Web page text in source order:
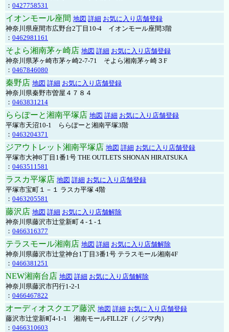
： 0427758531
イオンモール座間 地図 詳細 お気に入り店舗登録
神奈川県座間市広野台2丁目10-4 イオンモール座間3階
： 0462981161
そよら湘南茅ヶ崎店 地図 詳細 お気に入り店舗登録
神奈川県茅ヶ崎市茅ヶ崎2‐7‐71 そよら湘南茅ヶ崎３F
： 0467846080
秦野店 地図 詳細 お気に入り店舗登録
神奈川県秦野市曽屋４７８４
： 0463831214
ららぽーと湘南平塚店 地図 詳細 お気に入り店舗登録
平塚市天沼10-1 ららぽーと湘南平塚3階
： 0463204371
ジアウトレット湘南平塚店 地図 詳細 お気に入り店舗登録
平塚市大神8丁目1番1号 THE OUTLETS SHONAN HIRATSUKA
： 0463511581
ラスカ平塚店 地図 詳細 お気に入り店舗登録
平塚市宝町１－１ ラスカ平塚 4階
： 0463205581
藤沢店 地図 詳細 お気に入り店舗解除
神奈川県藤沢市辻堂新町４-１-１
： 0466316377
テラスモール湘南店 地図 詳細 お気に入り店舗解除
神奈川県藤沢市辻堂神台1丁目3番1号 テラスモール湘南4F
： 0466381251
NEW湘南台店 地図 詳細 お気に入り店舗解除
神奈川県藤沢市円行1-2-1
： 0466467822
オーディオスクエア藤沢 地図 詳細 お気に入り店舗登録
藤沢市辻堂新町4-1-1 湘南モールFILL2F（ノジマ内）
： 0466310603